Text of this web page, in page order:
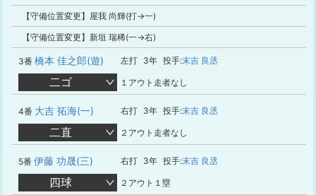
【守備位置変更】屋我 尚輝(打→一)
【守備位置変更】新垣 瑞稀(一→右)
3番 橋本 佳之郎(遊) 左打 3年 投手:末吉 良丞
二ゴ １アウト走者なし
4番 大吉 拓海(一) 右打 3年 投手:末吉 良丞
二直 ２アウト走者なし
5番 伊藤 功晟(三) 右打 3年 投手:末吉 良丞
四球 ２アウト１塁